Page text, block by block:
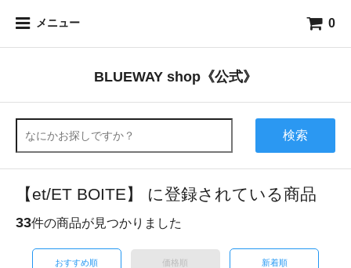
メニュー 0
BLUEWAY shop《公式》
検索
【et/ET BOITE】 に登録されている商品
33件の商品が見つかりました
おすすめ順 価格順 新着順